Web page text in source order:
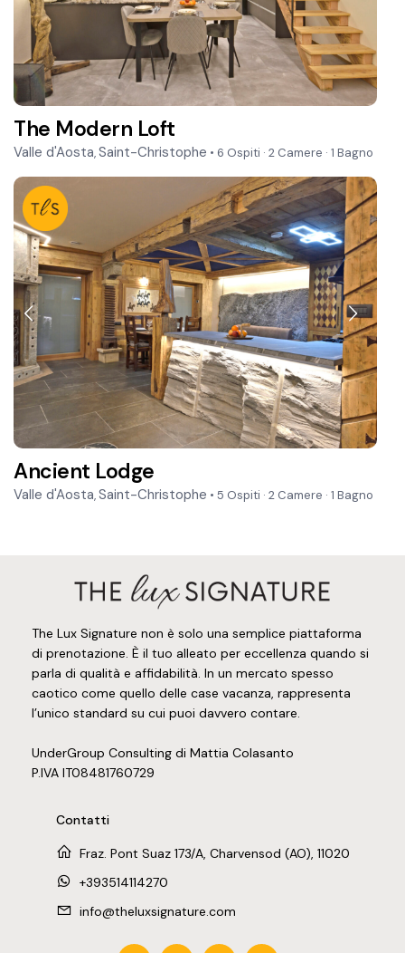
The Modern Loft
Valle d'Aosta,Saint-Christophe • 6 Ospiti · 2 Camere · 1 Bagno
Ancient Lodge
Valle d'Aosta,Saint-Christophe • 5 Ospiti · 2 Camere · 1 Bagno
The Lux Signature non è solo una semplice piattaforma
di prenotazione. È il tuo alleato per eccellenza quando si
parla di qualità e affidabilità. In un mercato spesso
caotico come quello delle case vacanza, rappresenta
l’unico standard su cui puoi davvero contare.
UnderGroup Consulting di Mattia Colasanto
P.IVA IT08481760729
Contatti
Fraz. Pont Suaz 173/A, Charvensod (AO), 11020
+393514114270
info@theluxsignature.com